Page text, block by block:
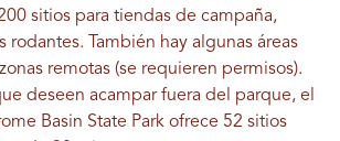
sitios para tiendas de campaña,
rodantes. También hay algunas áreas
remotas (se requieren permisos).
deseen acampar fuera del parque, el
Basin State Park ofrece 52 sitios